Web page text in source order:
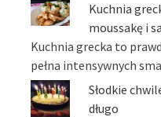
Kuchnia
moussakę i
Kuchnia grecka to
pełna intensywnych
Słodkie
długo